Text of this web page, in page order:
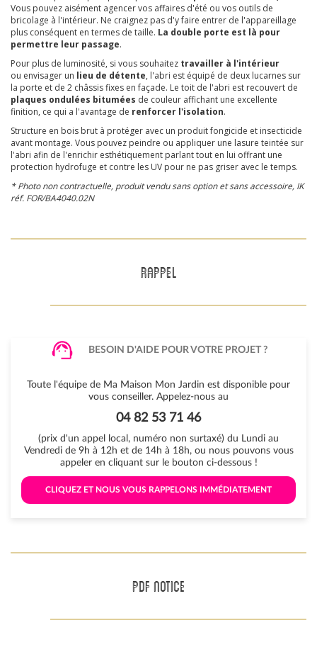
Vous pouvez aisément agencer vos affaires d'été ou vos outils de
bricolage à l'intérieur. Ne craignez pas d'y faire entrer de l'appareillage
plus conséquent en termes de taille. La double porte est là pour
permettre leur passage.
Pour plus de luminosité, si vous souhaitez travailler à l'intérieur
ou envisager un lieu de détente, l'abri est équipé de deux lucarnes sur
la porte et de 2 châssis fixes en façade. Le toit de l'abri est recouvert de
plaques ondulées bitumées de couleur affichant une excellente
finition, ce qui a l'avantage de renforcer l'isolation.
Structure en bois brut à protéger avec un produit fongicide et insecticide
avant montage. Vous pouvez peindre ou appliquer une lasure teintée sur
l'abri afin de l'enrichir esthétiquement parlant tout en lui offrant une
protection hydrofuge et contre les UV pour ne pas griser avec le temps.
* Photo non contractuelle, produit vendu sans option et sans accessoire, IK
réf. FOR/BA4040.02N
RAPPEL
BESOIN D'AIDE POUR VOTRE PROJET ?
Toute l'équipe de Ma Maison Mon Jardin est disponible pour
vous conseiller. Appelez-nous au
04 82 53 71 46
(prix d'un appel local, numéro non surtaxé) du Lundi au
Vendredi de 9h à 12h et de 14h à 18h, ou nous pouvons vous
appeler en cliquant sur le bouton ci-dessous !
CLIQUEZ ET NOUS VOUS RAPPELONS IMMÉDIATEMENT
PDF NOTICE